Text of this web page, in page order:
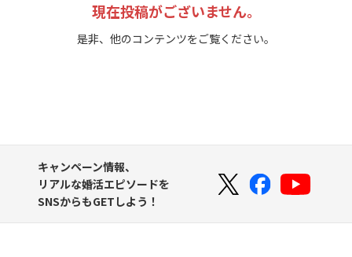
現在投稿がございません。
是非、他のコンテンツをご覧ください。
キャンペーン情報、
リアルな婚活エピソードを
SNSからもGETしよう！